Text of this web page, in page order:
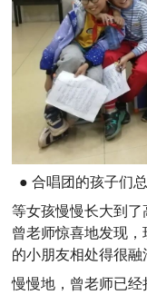
● 合唱团的孩子们
等女孩慢慢长大到了
曾老师惊喜地发现
的小朋友相处得很融
慢慢地，曾老师已经